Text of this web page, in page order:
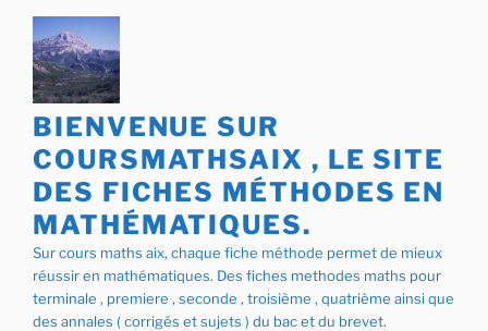
Aller
contenu
principal
BIENVENUE SUR
COURSMATHSAIX , LE SITE
DES FICHES MÉTHODES EN
MATHÉMATIQUES.
Sur cours maths aix, chaque fiche méthode permet de mieux
réussir en mathématiques. Des fiches methodes maths pour
terminale , premiere , seconde , troisième , quatrième ainsi que
des annales ( corrigés et sujets ) du bac et du brevet.